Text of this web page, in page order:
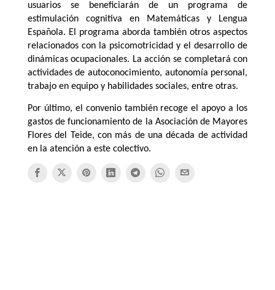
usuarios se beneficiarán de un programa de
estimulación cognitiva en Matemáticas y Lengua
Española. El programa aborda también otros aspectos
relacionados con la psicomotricidad y el desarrollo de
dinámicas ocupacionales. La acción se completará con
actividades de autoconocimiento, autonomía personal,
trabajo en equipo y habilidades sociales, entre otras.
Por último, el convenio también recoge el apoyo a los
gastos de funcionamiento de la Asociación de Mayores
Flores del Teide, con más de una década de actividad
en la atención a este colectivo.